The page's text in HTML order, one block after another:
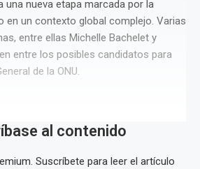
una nueva etapa marcada por la
en un contexto global complejo. Varias
entre ellas Michelle Bachelet y
entre los posibles candidatos para
de la ONU.
al contenido
Suscríbete para leer el artículo